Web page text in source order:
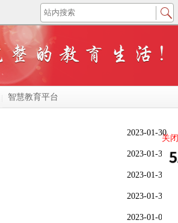
智慧教育平台
2023-01-30
2023-01-30
2023-01-30
2023-01-30
2023-01-09
关闭